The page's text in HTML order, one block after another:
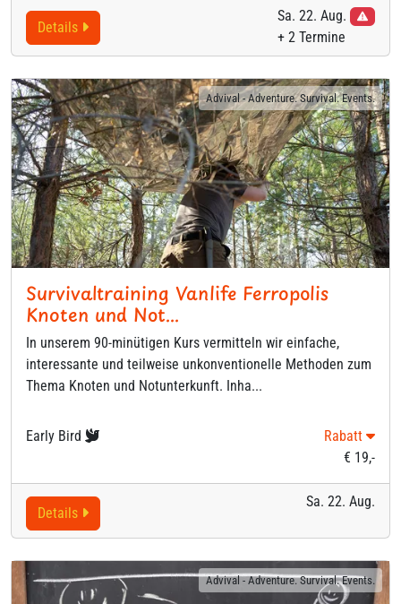
Sa. 22. Aug.
+ 2 Termine
Details
Advival - Adventure. Survival. Events.
Survivaltraining Vanlife Ferropolis
Knoten und Not...
In unserem 90-minütigen Kurs vermitteln wir einfache,
interessante und teilweise unkonventionelle Methoden zum
Thema Knoten und Notunterkunft. Inha...
Early Bird
Rabatt
€ 19,-
Sa. 22. Aug.
Details
Advival - Adventure. Survival. Events.